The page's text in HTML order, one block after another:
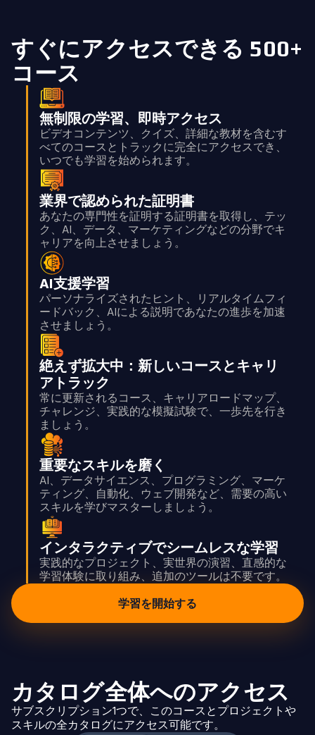
すぐにアクセスできる 500+
コース
無制限の学習、即時アクセス
ビデオコンテンツ、クイズ、詳細な教材を含むす
べてのコースとトラックに完全にアクセスでき、
いつでも学習を始められます。
業界で認められた証明書
あなたの専門性を証明する証明書を取得し、テッ
ク、AI、データ、マーケティングなどの分野でキ
ャリアを向上させましょう。
AI支援学習
パーソナライズされたヒント、リアルタイムフィ
ードバック、AIによる説明であなたの進歩を加速
させましょう。
絶えず拡大中：新しいコースとキャリ
アトラック
常に更新されるコース、キャリアロードマップ、
チャレンジ、実践的な模擬試験で、一歩先を行き
ましょう。
重要なスキルを磨く
AI、データサイエンス、プログラミング、マーケ
ティング、自動化、ウェブ開発など、需要の高い
スキルを学びマスターしましょう。
インタラクティブでシームレスな学習
実践的なプロジェクト、実世界の演習、直感的な
学習体験に取り組み、追加のツールは不要です。
学習を開始する
カタログ全体へのアクセス
サブスクリプション1つで、このコースとプロジェクトや
スキルの全カタログにアクセス可能です。